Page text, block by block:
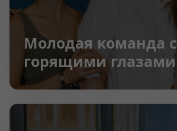
Молодая команда с
горящими глазами